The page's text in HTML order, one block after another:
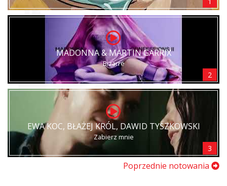
MADONNA & MARTIN GARRIX
Bizarre
2
EWA KOC, BŁAŻEJ KRÓL, DAWID TYSZKOWSKI
Zabierz mnie
3
Poprzednie notowania